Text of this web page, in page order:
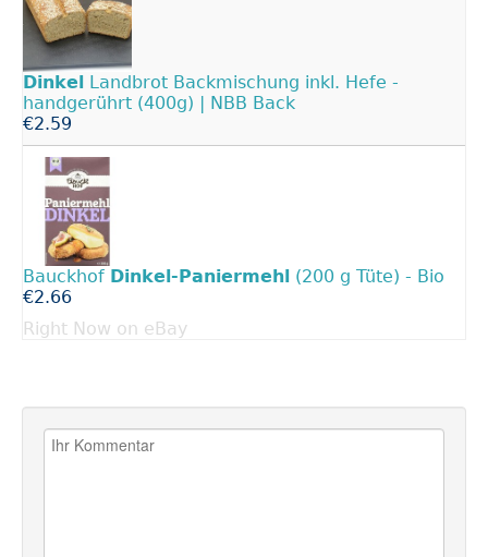
Dinkel Landbrot Backmischung inkl. Hefe -
handgerührt (400g) | NBB Back
€2.59
Bauckhof Dinkel-Paniermehl (200 g Tüte) - Bio
€2.66
Right Now on eBay